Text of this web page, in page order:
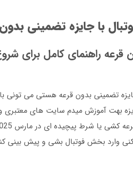
با جایزه تضمینی
قرعه راهنمای کامل برای
تضمینی بدون قرعه هستی می تونی
بهت آموزش میدم سایت های معتبری